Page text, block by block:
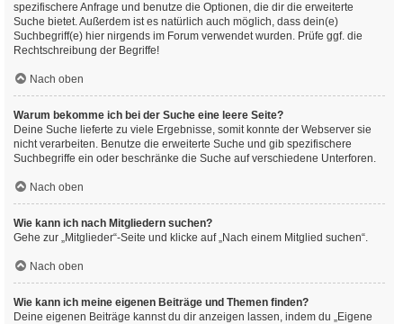
spezifischere Anfrage und benutze die Optionen, die dir die erweiterte
Suche bietet. Außerdem ist es natürlich auch möglich, dass dein(e)
Suchbegriff(e) hier nirgends im Forum verwendet wurden. Prüfe ggf. die
Rechtschreibung der Begriffe!
Nach oben
Warum bekomme ich bei der Suche eine leere Seite?
Deine Suche lieferte zu viele Ergebnisse, somit konnte der Webserver sie
nicht verarbeiten. Benutze die erweiterte Suche und gib spezifischere
Suchbegriffe ein oder beschränke die Suche auf verschiedene Unterforen.
Nach oben
Wie kann ich nach Mitgliedern suchen?
Gehe zur „Mitglieder“-Seite und klicke auf „Nach einem Mitglied suchen“.
Nach oben
Wie kann ich meine eigenen Beiträge und Themen finden?
Deine eigenen Beiträge kannst du dir anzeigen lassen, indem du „Eigene